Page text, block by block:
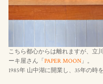
こちら都心からは離れますが、立
ーキ屋さん「 PAPER MOON」。
1985年 山中湖に開業し、35年の時